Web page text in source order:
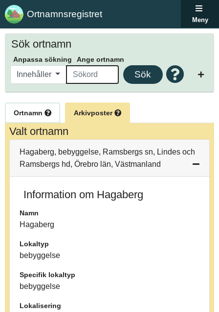
Ortnamnsregistret
Meny
Sök ortnamn
Anpassa sökning Ange ortnamn
Innehåller Sök
Ortnamn Arkivposter
Valt ortnamn
Hagaberg, bebyggelse, Ramsbergs sn, Lindes och
Ramsbergs hd, Örebro län, Västmanland
Information om Hagaberg
Namn
Hagaberg
Lokaltyp
bebyggelse
Specifik lokaltyp
bebyggelse
Lokalisering